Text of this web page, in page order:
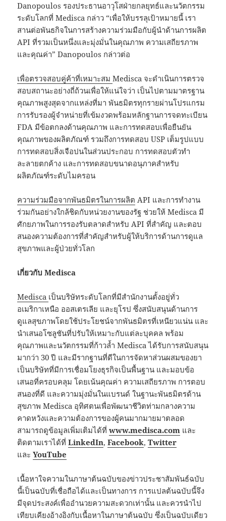
Danopoulos รองประธานอาวุโสฝ่ายกลยุทธ์และนวัตกรรม
ระดับโลกที่ Medisca กล่าว “เพื่อให้บรรลุเป้าหมายนี้ เรา
สานต่อพันธกิจในการสร้างความร่วมมือกับผู้นำด้านการผลิต
API ที่รวมเป็นหนึ่งและมุ่งมั่นในคุณภาพ ความเสถียรภาพ
และคุณค่า” Danopoulos กล่าวต่อ
เพื่อตรวจสอบคู่ค้าที่เหมาะสมMedisca จะดำเนินการตรวจ
สอบสถานะอย่างถี่ถ้วนเพื่อให้แน่ใจว่า เป็นไปตามมาตรฐาน
คุณภาพสูงสุดจากแหล่งที่มา พันธมิตรทุกรายผ่านโปรแกรม
การรับรองผู้จำหน่ายที่เข้มงวดพร้อมหลักฐานการจดทะเบียน
FDA มีข้อตกลงด้านคุณภาพ และการทดสอบเพื่อยืนยัน
คุณภาพของผลิตภัณฑ์ รวมถึงการทดสอบ USP เต็มรูปแบบ
การทดสอบสิ่งเจือปนในส่วนประกอบ การทดสอบตัวทำ
ละลายตกค้าง และการทดสอบขนาดอนุภาคสำหรับ
ผลิตภัณฑ์ระดับไมครอน
ความร่วมมือจากพันธมิตรในการผลิต API และการทำงาน
ร่วมกันอย่างใกล้ชิดกับหน่วยงานของรัฐ ช่วยให้ Medisca มี
ศักยภาพในการรองรับตลาดสำหรับ API ที่สำคัญ และตอบ
สนองความต้องการที่สำคัญสำหรับผู้ให้บริการด้านการดูแล
สุขภาพและผู้ป่วยทั่วโลก
เกี่ยวกับ Medisca
Medisca เป็นบริษัทระดับโลกที่มีสำนักงานตั้งอยู่ทั่ว
อเมริกาเหนือ ออสเตรเลีย และยุโรป ซึ่งสนับสนุนด้านการ
ดูแลสุขภาพโดยใช้ประโยชน์จากพันธมิตรที่เหนียวแน่น และ
นำเสนอโซลูชันที่ปรับให้เหมาะกับแต่ละบุคคล พร้อม
คุณภาพและนวัตกรรมที่ก้าวล้ำ Medisca ได้รับการสนับสนุน
มากว่า 30 ปี และมีรากฐานที่ดีในการจัดหาส่วนผสมของยา
เป็นบริษัทที่มีการเชื่อมโยงธุรกิจเป็นพื้นฐาน และมอบข้อ
เสนอที่ครอบคลุม โดยเน้นคุณค่า ความเสถียรภาพ การตอบ
สนองที่ดี และความมุ่งมั่นในแบรนด์ ในฐานะพันธมิตรด้าน
สุขภาพ Medisca อุทิศตนเพื่อพัฒนาชีวิตท่ามกลางความ
คาดหวังและความต้องการของผู้คนมากมายมาตลอด
สามารถดูข้อมูลเพิ่มเติมได้ที่www.medisca.com และ
ติดตามเราได้ที่LinkedIn,Facebook,Twitter
และYouTube
เนื้อหาใจความในภาษาต้นฉบับของข่าวประชาสัมพันธ์ฉบับ
นี้เป็นฉบับที่เชื่อถือได้และเป็นทางการ การแปลต้นฉบับนี้จึง
มีจุดประสงค์เพื่ออำนวยความสะดวกเท่านั้น และควรนำไป
เทียบเคียงอ้างอิงกับเนื้อหาในภาษาต้นฉบับ ซึ่งเป็นฉบับเดียว